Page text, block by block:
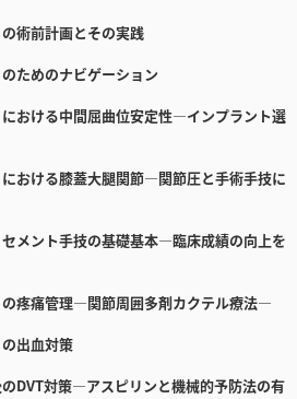
術前計画とその実践
ためのナビゲーション
おける中間屈曲位安定性―インプラント選
おける膝蓋大腿関節―関節圧と手術手技に
メント手技の基礎基本―臨床成績の向上を
の疼痛管理―関節周囲多剤カクテル療法―
出血対策
DVT対策―アスピリンと機械的予防法の有